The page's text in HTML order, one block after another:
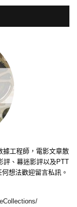
據工程師，電影文章散
評、幕迷影評以及PTT
想法歡迎留言私訊。